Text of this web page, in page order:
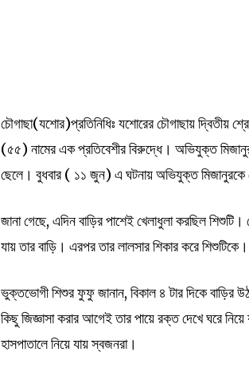
চৌগাছা(যশোর)প্রতিনিধিঃ যশোরের চৌগাছায় দ্বিতীয়
(৫৫) নামের এক প্রতিবেশীর বিরুদ্ধে। অভিযুক্ত
ছেলে। বুধবার ( ১১ জুন) এ ঘটনায় অভিযুক্ত মিজানুরকে
জানা গেছে, এদিন বাড়ির পাশেই খেলাধুলা করছিল
যায় তার বাড়ি। এরপর তার লালসার শিকার করে শিশুটিকে।
ভুক্তভোগী শিশুর ফুফু জানান, বিকাল ৪ টার দিকে বাড়ির
কিছু জিজ্ঞাসা করার আগেই তার পায়ে রক্ত দেখে ঘরে
হাসপাতালে নিয়ে যায় স্বজনরা।